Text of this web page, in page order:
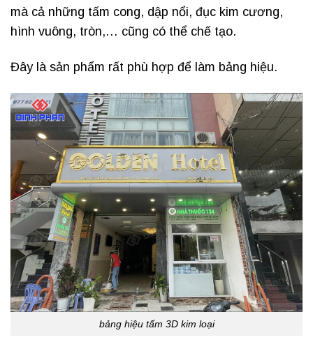
mà cả những tấm cong, dập nổi, đục kim cương,
hình vuông, tròn,… cũng có thể chế tạo.
Đây là sản phẩm rất phù hợp để làm bảng hiệu.
bảng hiệu tấm 3D kim loại